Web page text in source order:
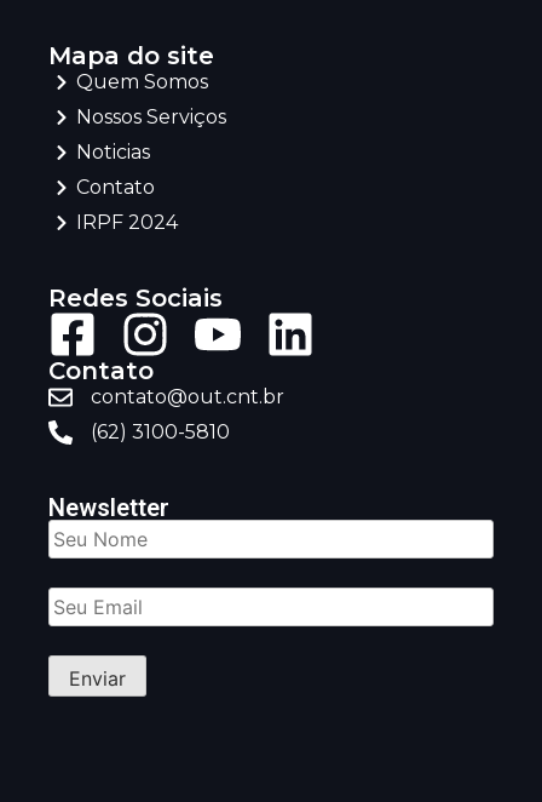
Mapa do site
Quem Somos
Nossos Serviços
Noticias
Contato
IRPF 2024
Redes Sociais
Contato
contato@out.cnt.br
(62) 3100-5810
Newsletter